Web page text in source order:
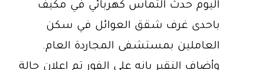
اليوم حدث التماس كهربائي في مكيف
باحدى غرف شقق العوائل في سكن
العاملين بمستشفى المجاردة العام.
وأضاف النقير بانه على الفور تم اعلان حالة